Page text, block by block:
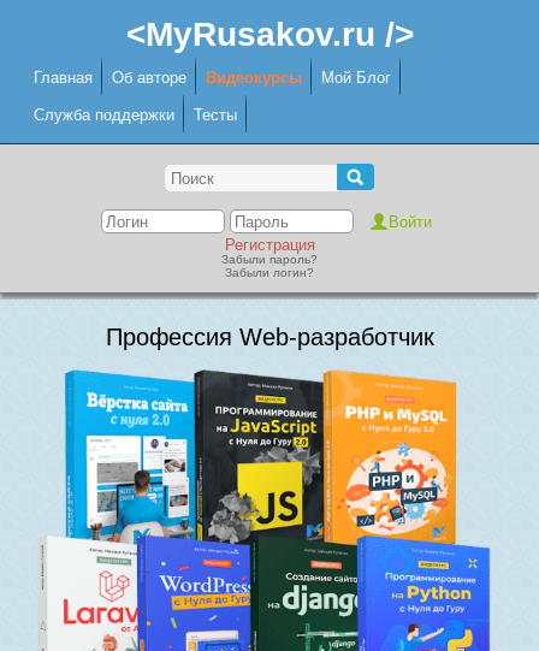
<MyRusakov.ru />
Главная Об авторе Видеокурсы Мой Блог
Служба поддержки Тесты
Регистрация
Забыли пароль?
Забыли логин?
Профессия Web-разработчик